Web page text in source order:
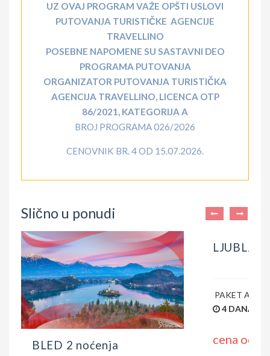
UZ OVAJ PROGRAM VAŽE OPŠTI USLOVI
PUTOVANJA TURISTIČKE AGENCIJE
TRAVELLINO
POSEBNE NAPOMENE SU SASTAVNI DEO
PROGRAMA PUTOVANJA
ORGANIZATOR PUTOVANJA TURISTIČKA
AGENCIJA TRAVELLINO, LICENCA OTP
86/2021, KATEGORIJA A
BROJ PROGRAMA 026/2026
CENOVNIK BR. 4 OD 15.07.2026.
Slično u ponudi
LJUBLJANA 1 noćenje
PAKET ARANŽMAN AUTOBUSOM
4 DANA | 1 NOĆENJE
cena od 99 evra